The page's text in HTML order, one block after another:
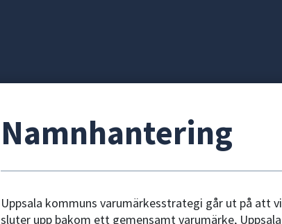
Namnhantering
Uppsala kommuns varumärkesstrategi går ut på att
sluter upp bakom ett gemensamt varumärke,